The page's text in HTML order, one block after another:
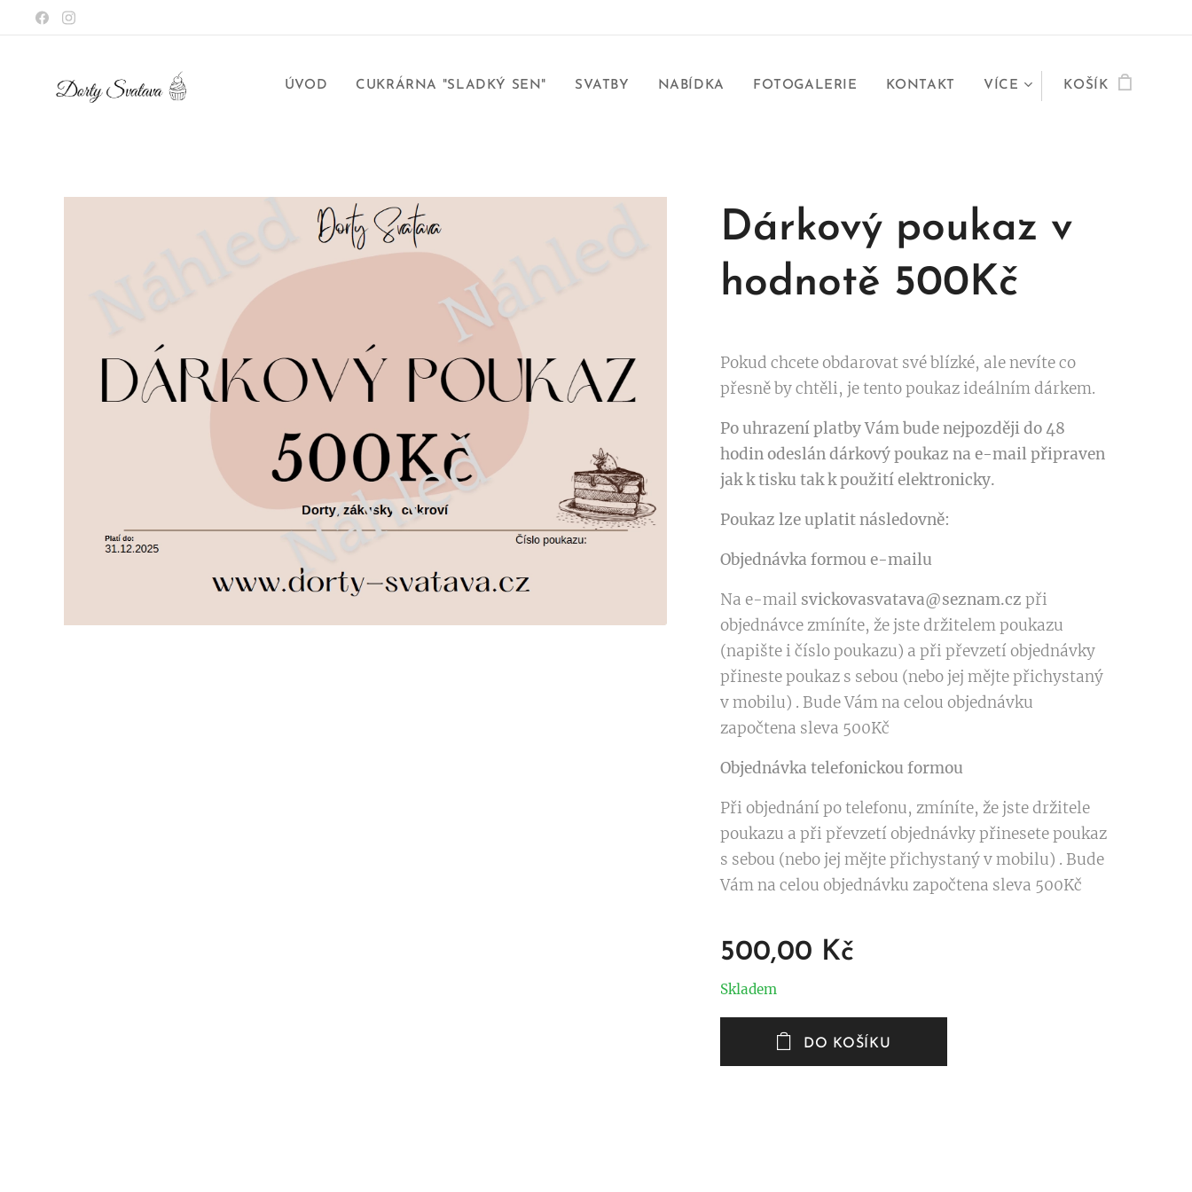
ÚVOD CUKRÁRNA "SLADKÝ SEN" SVATBY NABÍDKA FOTOGALERIE KONTAKT VÍCE KOŠÍK
Dárkový poukaz v
hodnotě 500Kč
Pokud chcete obdarovat své blízké, ale nevíte co
přesně by chtěli, je tento poukaz ideálním dárkem.
Po uhrazení platby Vám bude nejpozději do 48
hodin odeslán dárkový poukaz na e-mail připraven
jak k tisku tak k použití elektronicky.
Poukaz lze uplatit následovně:
Objednávka formou e-mailu
Na e-mail svickovasvatava@seznam.cz při
objednávce zmíníte, že jste držitelem poukazu
(napište i číslo poukazu) a při převzetí objednávky
přineste poukaz s sebou (nebo jej mějte přichystaný
v mobilu) . Bude Vám na celou objednávku
započtena sleva 500Kč
Objednávka telefonickou formou
Při objednání po telefonu, zmíníte, že jste držitele
poukazu a při převzetí objednávky přinesete poukaz
s sebou (nebo jej mějte přichystaný v mobilu) . Bude
Vám na celou objednávku započtena sleva 500Kč
500,00 Kč
Skladem
DO KOŠÍKU